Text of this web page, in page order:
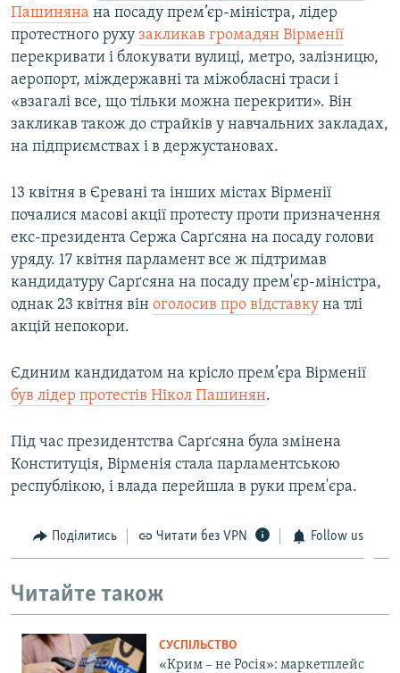
Пашиняна на посаду прем’єр-міністра, лідер
протестного руху закликав громадян Вірменії
перекривати і блокувати вулиці, метро, залізницю,
аеропорт, міждержавні та міжобласні траси і
«взагалі все, що тільки можна перекрити». Він
закликав також до страйків у навчальних закладах,
на підприємствах і в держустановах.
13 квітня в Єревані та інших містах Вірменії
почалися масові акції протесту проти призначення
екс-президента Сержа Сарґсяна на посаду голови
уряду. 17 квітня парламент все ж підтримав
кандидатуру Сарґсяна на посаду прем'єр-міністра,
однак 23 квітня він оголосив про відставку на тлі
акцій непокори.
Єдиним кандидатом на крісло прем’єра Вірменії
був лідер протестів Нікол Пашинян.
Під час президентства Сарґсяна була змінена
Конституція, Вірменія стала парламентською
республікою, і влада перейшла в руки прем'єра.
Поділитись Читати без VPN Follow us
Читайте також
СУСПІЛЬСТВО
«Крим – не Росія»: маркетплейс